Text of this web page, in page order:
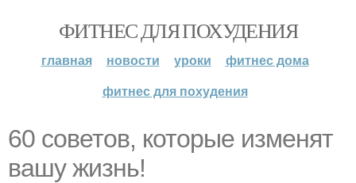
ФИТНЕС ДЛЯ ПОХУДЕНИЯ
главная новости уроки
фитнес дома
фитнес для похудения
60 советов, которые изменят
вашу жизнь!